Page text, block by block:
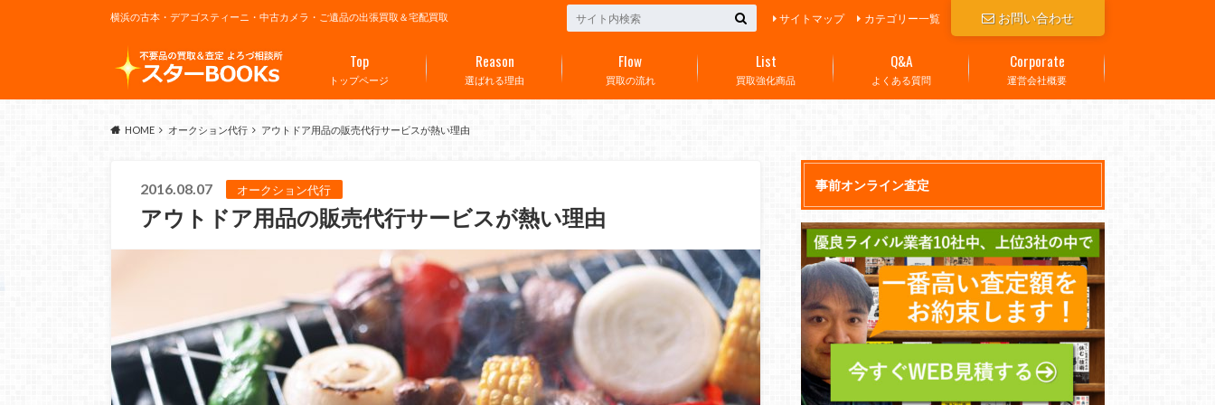
横浜の古本・デアゴスティーニ・中古カメラ・ご遺品の出張買取＆宅配買取 お問い合わせ
サイトマップ カテゴリー一覧
トップページ
Top
選ばれる理由
Reason
買取の流れ
Flow
買取強化商品
List
よくある質問
Q&A
運営会社概要
Corporate
HOME オークション代行 アウトドア用品の販売代行サービスが熱い理由
2016.08.07 オークション代行
アウトドア用品の販売代行サービスが熱い理由
事前オンライン査定